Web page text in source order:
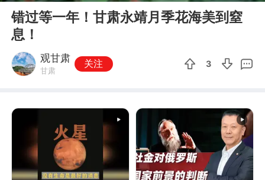
错过等一年！甘肃永靖月季花海美到窒
息！
观甘肃
甘肃
关注 3